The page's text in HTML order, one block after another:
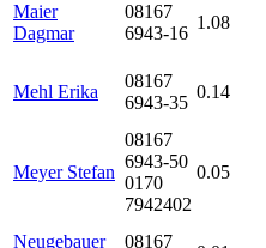
Maier
Dagmar
08167
6943-16
1.08
Mehl Erika
08167
6943-35
0.14
Meyer Stefan
08167
6943-50
0170
7942402
0.05
Neugebauer
08167